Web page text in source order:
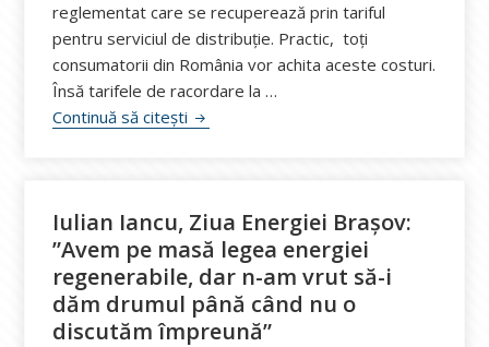
reglementat care se recuperează prin tariful
pentru serviciul de distribuţie. Practic, toți
consumatorii din România vor achita aceste costuri.
Însă tarifele de racordare la …
Continuă să citești Noi reglementări ANRE: Contoarele
Iulian Iancu, Ziua Energiei Brașov:
”Avem pe masă legea energiei
regenerabile, dar n-am vrut să-i
dăm drumul până când nu o
discutăm împreună”